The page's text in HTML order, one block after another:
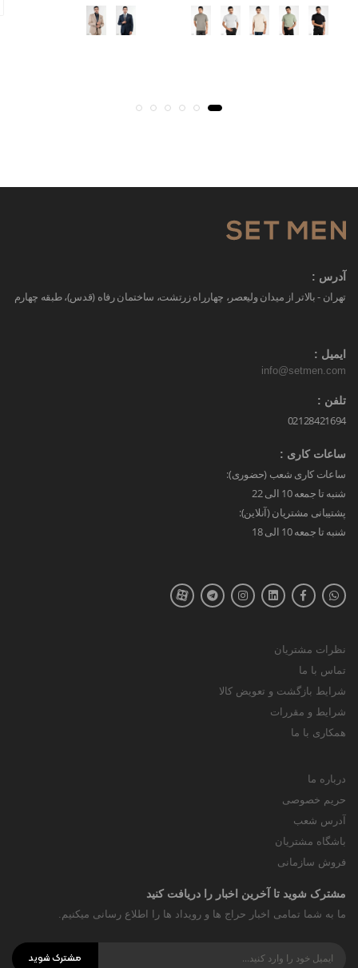
آدرس :
تهران - بالاتر از میدان ولیعصر، چهارراه زرتشت، ساختمان رفاه (قدس)، طبقه چهارم
ایمیل :
info@setmen.com
تلفن :
02128421694
ساعات کاری :
ساعات کاری شعب (حضوری):
شنبه تا جمعه 10 الی 22
پشتیبانی مشتریان (آنلاین):
شنبه تا جمعه 10 الی 18
نظرات مشتریان
تماس با ما
شرایط بازگشت و تعویض کالا
شرایط و مقررات
همکاری با ما
درباره ما
حریم خصوصی
آدرس شعب
باشگاه مشتریان
فروش سازمانی
مشترک شوید تا آخرین اخبار را دریافت کنید
ما به شما تمامی اخبار حراج ها و رویداد ها را اطلاع رسانی میکنیم.
مشترک شوید